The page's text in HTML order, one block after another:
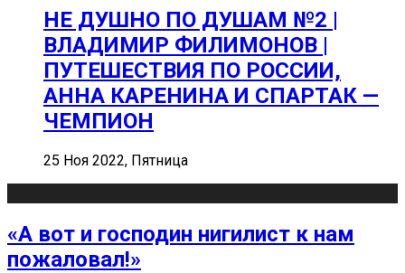
НЕ ДУШНО ПО ДУШАМ №2 |
ВЛАДИМИР ФИЛИМОНОВ |
ПУТЕШЕСТВИЯ ПО РОССИИ,
АННА КАРЕНИНА И СПАРТАК —
ЧЕМПИОН
25 Ноя 2022, Пятница
«А вот и господин нигилист к нам
пожаловал!»